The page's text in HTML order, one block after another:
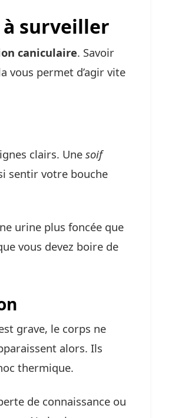
à surveiller
caniculaire. Savoir
vous permet d’agir vite
clairs. Une soif
sentir votre bouche
urine plus foncée que
vous devez boire de
grave, le corps ne
alors. Ils
thermique.
de connaissance ou